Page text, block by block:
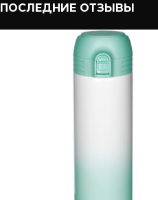
ПОСЛЕДНИЕ ОТЗЫВЫ